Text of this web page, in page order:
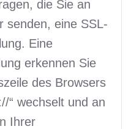
die Sie an
senden, eine SSL-
Eine
erkennen Sie
des Browsers
“ wechselt und an
Ihrer